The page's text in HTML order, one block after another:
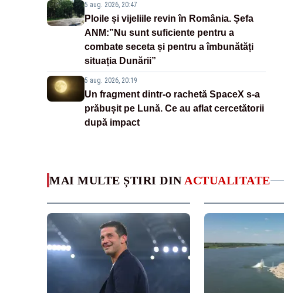
5 aug. 2026, 20:47
Ploile și vijeliile revin în România. Șefa
ANM:”Nu sunt suficiente pentru a
combate seceta și pentru a îmbunătăți
situația Dunării”
5 aug. 2026, 20:19
Un fragment dintr-o rachetă SpaceX s-a
prăbușit pe Lună. Ce au aflat cercetătorii
după impact
MAI MULTE ȘTIRI DIN ACTUALITATE